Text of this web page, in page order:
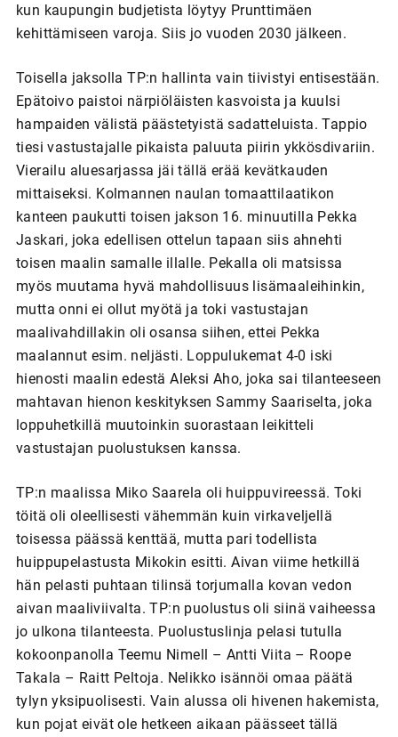
kun kaupungin budjetista löytyy Prunttimäen
kehittämiseen varoja. Siis jo vuoden 2030 jälkeen.
Toisella jaksolla TP:n hallinta vain tiivistyi entisestään.
Epätoivo paistoi närpiöläisten kasvoista ja kuulsi
hampaiden välistä päästetyistä sadatteluista. Tappio
tiesi vastustajalle pikaista paluuta piirin ykkösdivariin.
Vierailu aluesarjassa jäi tällä erää kevätkauden
mittaiseksi. Kolmannen naulan tomaattilaatikon
kanteen paukutti toisen jakson 16. minuutilla Pekka
Jaskari, joka edellisen ottelun tapaan siis ahnehti
toisen maalin samalle illalle. Pekalla oli matsissa
myös muutama hyvä mahdollisuus lisämaaleihinkin,
mutta onni ei ollut myötä ja toki vastustajan
maalivahdillakin oli osansa siihen, ettei Pekka
maalannut esim. neljästi. Loppulukemat 4-0 iski
hienosti maalin edestä Aleksi Aho, joka sai tilanteeseen
mahtavan hienon keskityksen Sammy Saariselta, joka
loppuhetkillä muutoinkin suorastaan leikitteli
vastustajan puolustuksen kanssa.
TP:n maalissa Miko Saarela oli huippuvireessä. Toki
töitä oli oleellisesti vähemmän kuin virkaveljellä
toisessa päässä kenttää, mutta pari todellista
huippupelastusta Mikokin esitti. Aivan viime hetkillä
hän pelasti puhtaan tilinsä torjumalla kovan vedon
aivan maaliviivalta. TP:n puolustus oli siinä vaiheessa
jo ulkona tilanteesta. Puolustuslinja pelasi tutulla
kokoonpanolla Teemu Nimell – Antti Viita – Roope
Takala – Raitt Peltoja. Nelikko isännöi omaa päätä
tylyn yksipuolisesti. Vain alussa oli hivenen hakemista,
kun pojat eivät ole hetkeen aikaan päässeet tällä